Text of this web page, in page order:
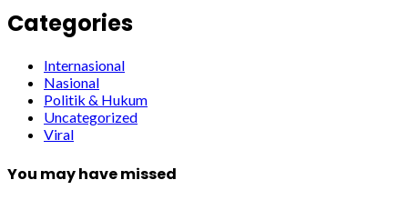
Categories
Internasional
Nasional
Politik & Hukum
Uncategorized
Viral
You may have missed